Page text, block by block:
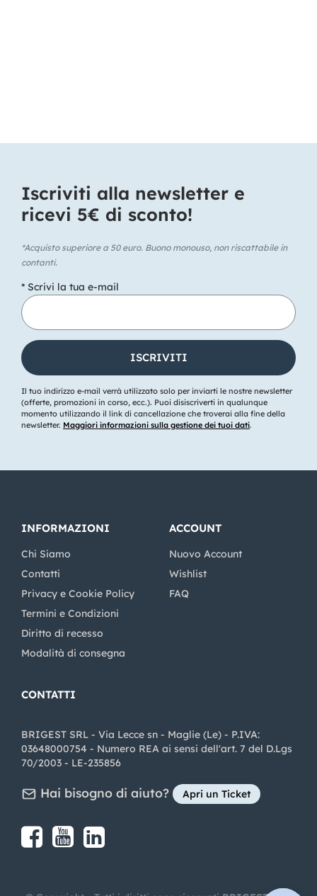
Iscriviti alla newsletter e
ricevi 5€ di sconto!​
*Acquisto superiore a 50 euro. Buono monouso, non riscattabile in
contanti.
* Scrivi la tua e-mail
Il tuo indirizzo e-mail verrà utilizzato solo per inviarti le nostre newsletter
(offerte, promozioni in corso, ecc.). Puoi disiscriverti in qualunque
momento utilizzando il link di cancellazione che troverai alla fine della
newsletter. Maggiori informazioni sulla gestione dei tuoi dati.
INFORMAZIONI
Chi Siamo
Contatti
Privacy e Cookie Policy
Termini e Condizioni
Diritto di recesso
Modalità di consegna
ACCOUNT
Nuovo Account
Wishlist
FAQ
CONTATTI
BRIGEST SRL - Via Lecce sn - Maglie (Le) - P.IVA:
03648000754 - Numero REA ai sensi dell'art. 7 del D.Lgs
70/2003 - LE-235856
Hai bisogno di aiuto? Apri un Ticket
Share on Facebook
Share on youtube